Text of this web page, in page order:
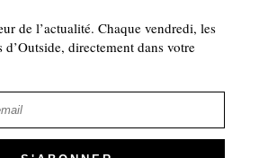
de l’actualité. Chaque vendredi, les
directement dans votre